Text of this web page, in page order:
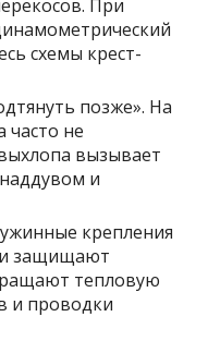
При
схемы крест-
позже». На
часто не
вызывает
и
крепления
защищают
тепловую
и проводки